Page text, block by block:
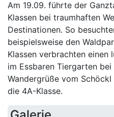
Am 19.09. führte der
Klassen bei traumhaften
Destinationen. So
beispielsweise den
Klassen verbrachten einen
im Essbaren Tiergarten
Wandergrüße vom
die 4A-Klasse.